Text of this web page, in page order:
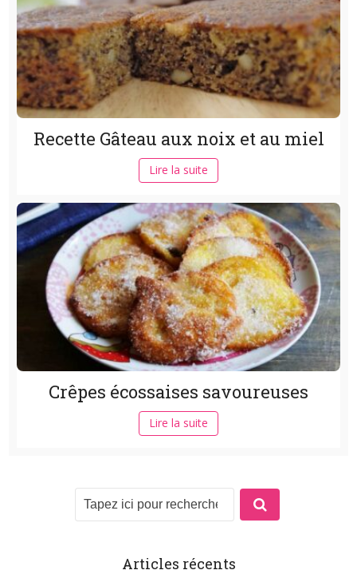
Recette Gâteau aux noix et au miel
Lire la suite
Crêpes écossaises savoureuses
Lire la suite
Articles récents